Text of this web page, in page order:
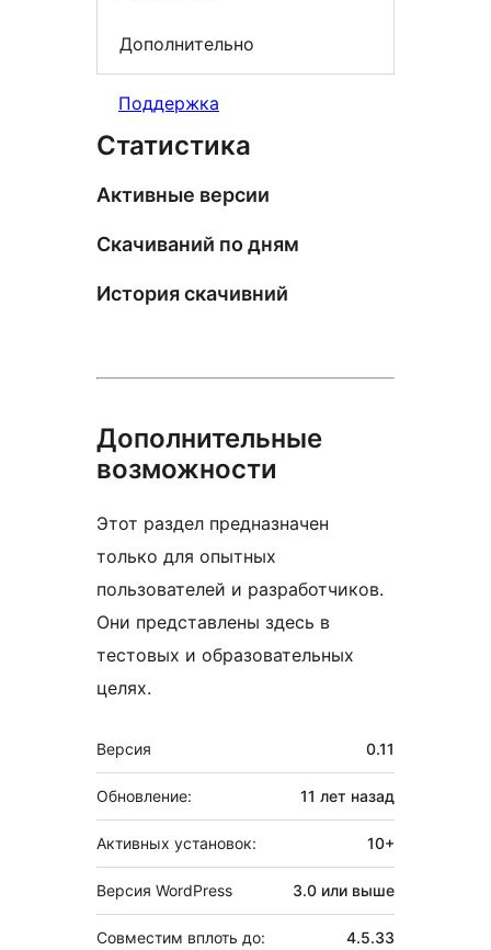
Дополнительно
Поддержка
Статистика
Активные версии
Скачиваний по дням
История скачивний
Дополнительные
возможности
Этот раздел предназначен
только для опытных
пользователей и разработчиков.
Они представлены здесь в
тестовых и образовательных
целях.
Мета
Версия 0.11
Обновление: 11 лет назад
Активных установок: 10+
Версия WordPress 3.0 или выше
Совместим вплоть до: 4.5.33